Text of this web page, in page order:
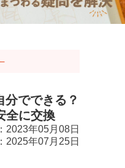
分でできる？
全に交換
2023年05月08日
2025年07月25日